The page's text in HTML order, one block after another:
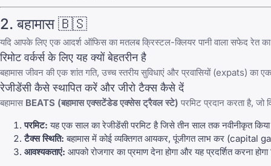
2. बहामास 🇧🇸
यदि आपके लिए एक आदर्श ऑफिस का मतलब क्रिस्टल-क्लियर पानी वाला सफेद रेत का
रिमोट वर्कर्स के लिए यह क्यों बेहतरीन है
बहामास जीवन की एक शांत गति, उच्च स्तरीय सुविधाएं और प्रवासियों (expats)
रेजीडेंसी कैसे स्थापित करें और जीरो टैक्स कैसे दें
बहामास BEATS (बहामास एक्सटेंडेड एक्सेस ट्रैवल स्टे) परमिट प्रदान करता है, जो
परमिट: यह एक साल का रेजीडेंसी परमिट है जिसे तीन साल तक नवीनीकृत
टैक्स स्थिति: बहामास में कोई व्यक्तिगत आयकर, पूंजीगत लाभ कर (capital
आवश्यकताएं: आपको रोजगार का प्रमाण देना होगा और यह प्रदर्शित करना